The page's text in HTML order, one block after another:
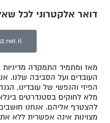
דואר אלקטרוני לכל
מאז ומתמיד התמקדה
העובדים ועל הסביבה שלנו.
הפיזי והנפשי של עובדינו,
מלא לחוקים בסטנדרטים
להצטרף אליהם. אנחנו
מצוינות אינה אפשרית ללא